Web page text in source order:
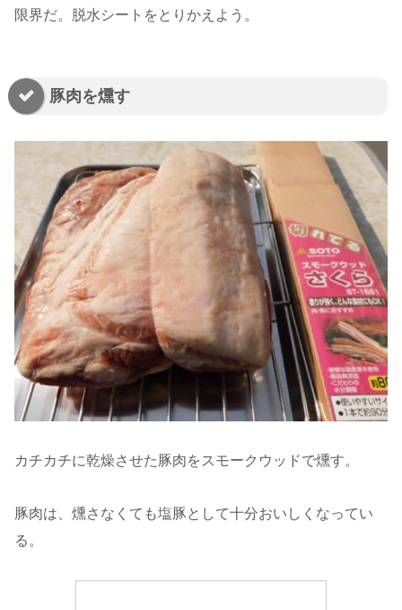
限界だ。脱水シートをとりかえよう。
豚肉を燻す
カチカチに乾燥させた豚肉をスモークウッドで燻す。
豚肉は、燻さなくても塩豚として十分おいしくなってい
る。